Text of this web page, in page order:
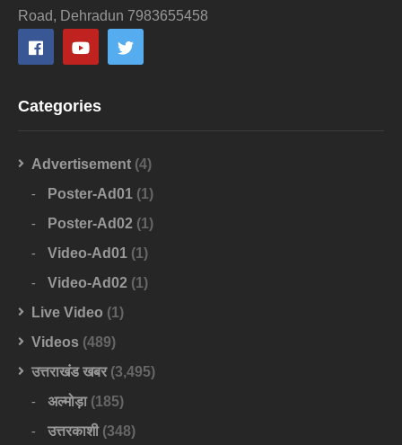
Road, Dehradun 7983655458
Categories
Advertisement (4)
Poster-Ad01 (1)
Poster-Ad02 (1)
Video-Ad01 (1)
Video-Ad02 (1)
Live Video (1)
Videos (489)
उत्तराखंड खबर(3,495)
अल्मोड़ा(185)
उत्तरकाशी(348)